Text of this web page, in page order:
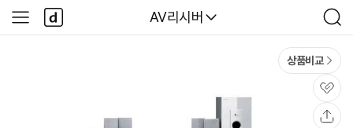
다나와
AV리시버
검
색
사
이
다
나
와
상품비교
관
심